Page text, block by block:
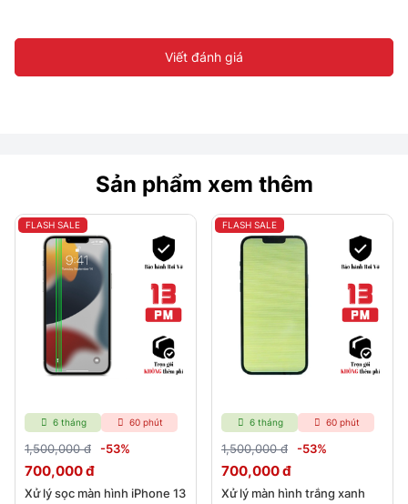
Viết đánh giá
Sản phẩm xem thêm
FLASH SALE
6 tháng 60 phút
1,500,000 đ -53%
700,000 đ
Xử lý sọc màn hình iPhone 13
FLASH SALE
6 tháng 60 phút
1,500,000 đ -53%
700,000 đ
Xử lý màn hình trắng xanh